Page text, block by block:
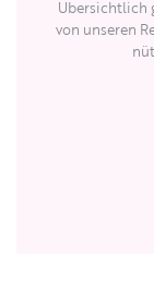
Übersichtlich
von unseren